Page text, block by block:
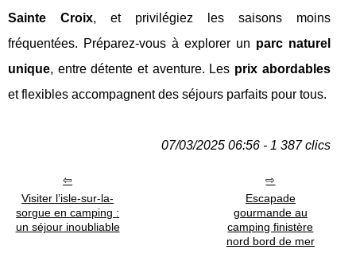
Sainte Croix, et privilégiez les saisons moins
fréquentées. Préparez-vous à explorer un parc naturel
unique, entre détente et aventure. Les prix abordables
et flexibles accompagnent des séjours parfaits pour tous.
07/03/2025 06:56 - 1 387 clics
Visiter l’isle-sur-la-
sorgue en camping :
un séjour inoubliable
Escapade
gourmande au
camping finistère
nord bord de mer